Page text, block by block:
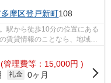
多摩区登戸新町108
駅から徒歩10分の位置にある
賃貸情報のことなら、地域に
(管理費等：15,000円 )
礼金 0ヶ月